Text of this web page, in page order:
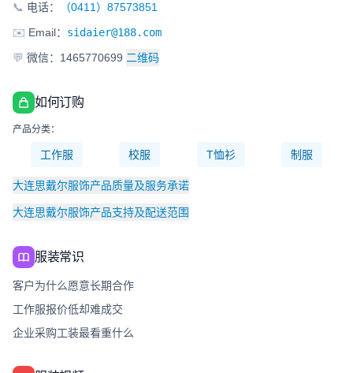
📞 电话：
（0411）87573851
✉️ Email： sidaier@188.com
💬 微信：1465770699 二维码
如何订购
产品分类：
工作服 校服 T恤衫 制服
大连思戴尔服饰产品质量及服务承诺
大连思戴尔服饰产品支持及配送范围
服装常识
客户为什么愿意长期合作
工作服报价低却难成交
企业采购工装最看重什么